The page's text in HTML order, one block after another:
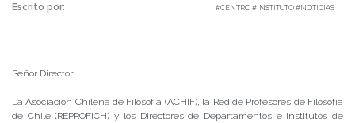
Escrito por: #CENTRO #INSTITUTO #NOTICIAS
Señor Director:
La Asociación Chilena de Filosofía (ACHIF), la Red de Profesores de Filosofía
de Chile (REPROFICH) y los Directores de Departamentos e Institutos de